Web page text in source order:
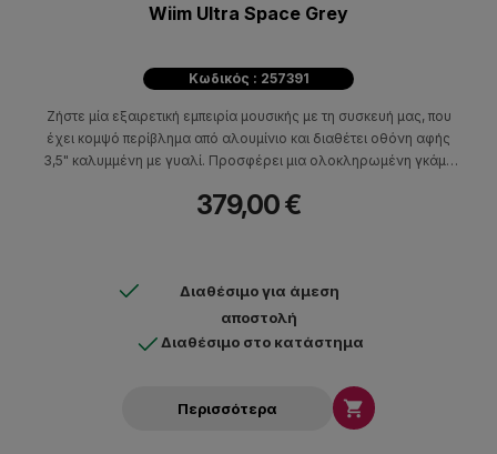
Wiim Ultra Space Grey
Κωδικός : 257391
Ζήστε μία εξαιρετική εμπειρία μουσικής με τη συσκευή μας, που
έχει κομψό περίβλημα από αλουμίνιο και διαθέτει οθόνη αφής
3,5" καλυμμένη με γυαλί. Προσφέρει μια ολοκληρωμένη γκάμα
εξαρτήματα υψηλής πιστότητας για απαράμιλλη ποιότητα ήχου.
379,00 €
Διαθέσιμο για άμεση
αποστολή
Διαθέσιμο στο κατάστημα
Περισσότερα 